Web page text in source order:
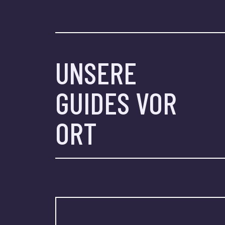
UNSERE
GUIDES VOR
ORT